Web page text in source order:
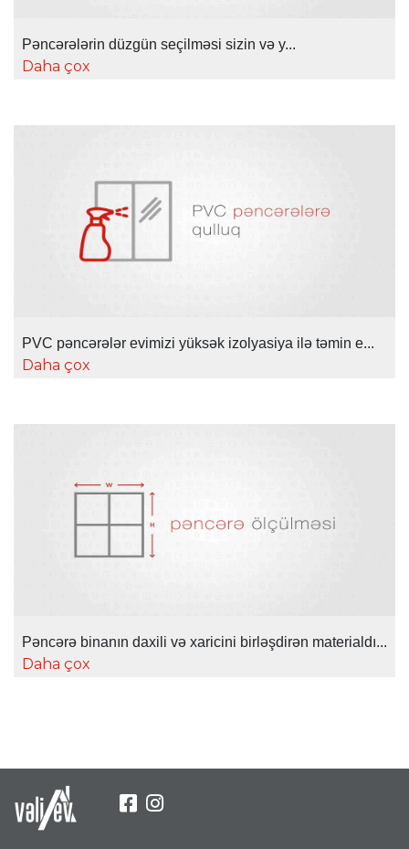
Pəncərələrin düzgün seçilməsi sizin və y...
Daha çox
PVC pəncərələr evimizi yüksək izolyasiya ilə təmin e...
Daha çox
Pəncərə binanın daxili və xaricini birləşdirən materialdı...
Daha çox